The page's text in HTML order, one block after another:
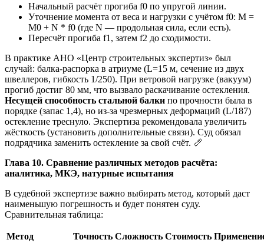
Начальный расчёт прогиба f0 по упругой линии.
Уточнение момента от веса и нагрузки с учётом f0: M =
M0 + N * f0 (где N — продольная сила, если есть).
Пересчёт прогиба f1, затем f2 до сходимости.
В практике АНО «Центр строительных экспертиз» был
случай: балка-распорка в атриуме (L=15 м, сечение из двух
швеллеров, гибкость 1/250). При ветровой нагрузке (вакуум)
прогиб достиг 80 мм, что вызвало раскачивание остекления.
Несущей способность стальной балки по прочности была в
порядке (запас 1,4), но из-за чрезмерных деформаций (L/187)
остекление треснуло. Экспертиза рекомендовала увеличить
жёсткость (установить дополнительные связи). Суд обязал
подрядчика заменить остекление за свой счёт. 📏
Глава 10. Сравнение различных методов расчёта:
аналитика, МКЭ, натурные испытания
В судебной экспертизе важно выбирать метод, который даст
наименьшую погрешность и будет понятен суду.
Сравнительная таблица:
Метод Точность Сложность Стоимость